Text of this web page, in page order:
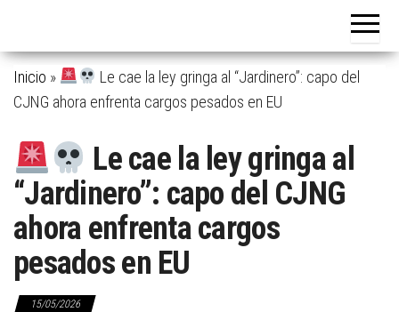
Inicio »
Le cae la ley gringa al “Jardinero”: capo del
CJNG ahora enfrenta cargos pesados en EU
Le cae la ley gringa al
“Jardinero”: capo del CJNG
ahora enfrenta cargos
pesados en EU
15/05/2026